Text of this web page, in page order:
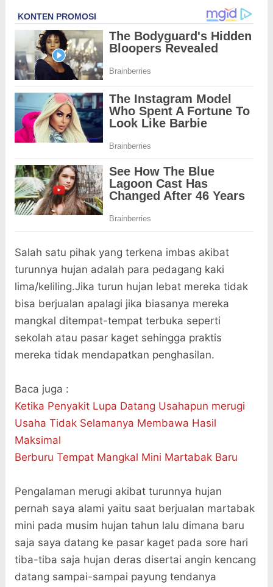
Salah satu pihak yang terkena imbas akibat
turunnya hujan adalah para pedagang kaki
lima/keliling.Jika turun hujan lebat mereka tidak
bisa berjualan apalagi jika biasanya mereka
mangkal ditempat-tempat terbuka seperti
sekolah atau pasar kaget sehingga praktis
mereka tidak mendapatkan penghasilan.
Baca juga :
Ketika Penyakit Lupa Datang Usahapun merugi
Usaha Tidak Selamanya Membawa Hasil
Maksimal
Berburu Tempat Mangkal Mini Martabak Baru
Pengalaman merugi akibat turunnya hujan
pernah saya alami yaitu saat berjualan martabak
mini pada musim hujan tahun lalu dimana baru
saja saya datang ke pasar kaget pada sore hari
tiba-tiba saja hujan deras disertai angin kencang
datang sampai-sampai payung tendanya